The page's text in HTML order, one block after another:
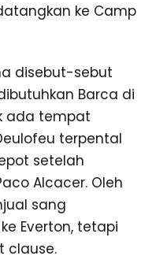
ke Camp
disebut-sebut
Barca di
ada tempat
terpental
setelah
Alcacer. Oleh
sang
Everton, tetapi
clause.